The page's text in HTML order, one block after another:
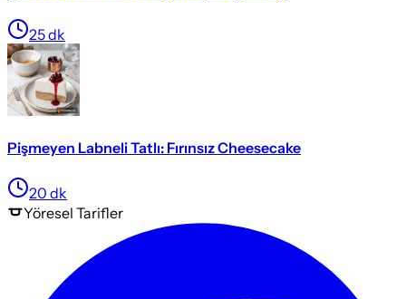
25dk
Pişmeyen Labneli Tatlı: Fırınsız Cheesecake
20 dk
Yöresel Tarifler